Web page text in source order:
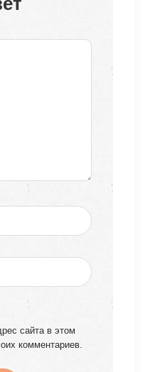
сайта в этом
комментариев.